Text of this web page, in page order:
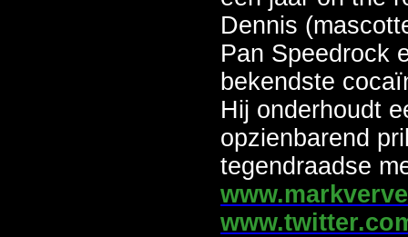
Dennis
Pan Speedrock
bekendste
Hij onderhoudt
opzienbarend
tegendraadse